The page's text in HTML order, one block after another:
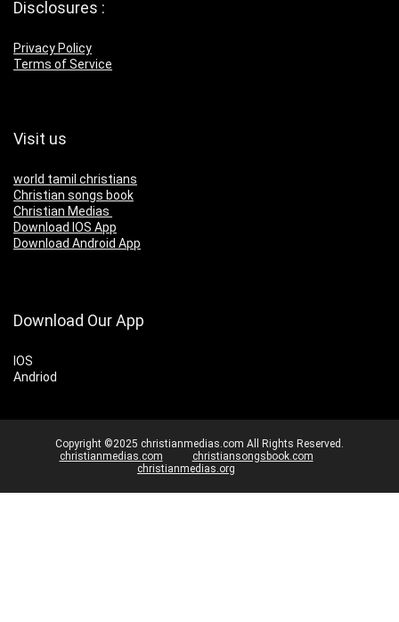
Disclosures :
Privacy Policy
Terms of Service
Visit us
world tamil christians
Christian songs book
Christian Medias
Download IOS App
Download Android App
Download Our App
IOS
Andriod
Copyright ©2025 christianmedias.com All Rights Reserved.
christianmedias.com
christiansongsbook.com
christianmedias.org